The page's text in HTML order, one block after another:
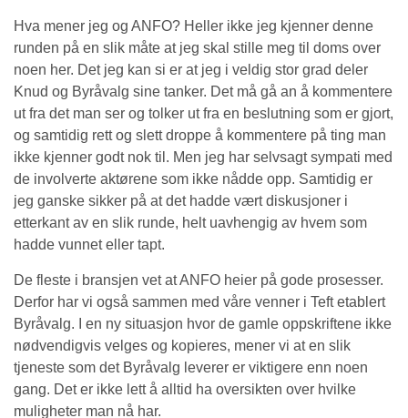
Hva mener jeg og ANFO? Heller ikke jeg kjenner denne
runden på en slik måte at jeg skal stille meg til doms over
noen her. Det jeg kan si er at jeg i veldig stor grad deler
Knud og Byråvalg sine tanker. Det må gå an å kommentere
ut fra det man ser og tolker ut fra en beslutning som er gjort,
og samtidig rett og slett droppe å kommentere på ting man
ikke kjenner godt nok til. Men jeg har selvsagt sympati med
de involverte aktørene som ikke nådde opp. Samtidig er
jeg ganske sikker på at det hadde vært diskusjoner i
etterkant av en slik runde, helt uavhengig av hvem som
hadde vunnet eller tapt.
De fleste i bransjen vet at ANFO heier på gode prosesser.
Derfor har vi også sammen med våre venner i Teft etablert
Byråvalg. I en ny situasjon hvor de gamle oppskriftene ikke
nødvendigvis velges og kopieres, mener vi at en slik
tjeneste som det Byråvalg leverer er viktigere enn noen
gang. Det er ikke lett å alltid ha oversikten over hvilke
muligheter man nå har.